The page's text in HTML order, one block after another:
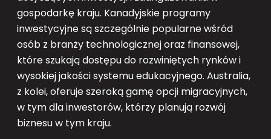
gospodarkę kraju. Kanadyjskie programy
inwestycyjne są szczególnie popularne wśród
osób z branży technologicznej oraz finansowej,
które szukają dostępu do rozwiniętych rynków i
wysokiej jakości systemu edukacyjnego. Australia,
z kolei, oferuje szeroką gamę opcji migracyjnych,
w tym dla inwestorów, którzy planują rozwój
biznesu w tym kraju.